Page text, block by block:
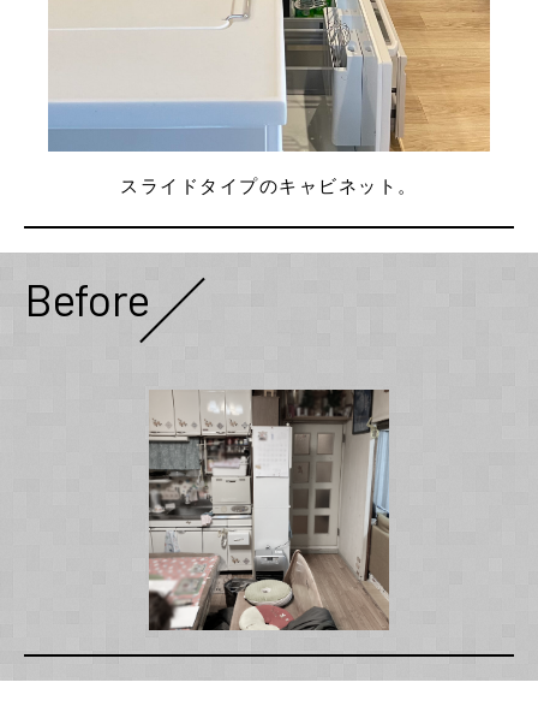
スライドタイプのキャビネット。
Before